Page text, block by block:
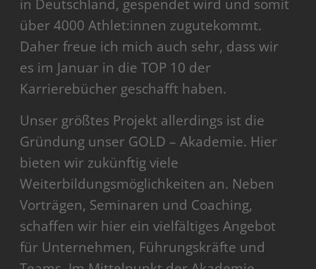
in Deutschland, gespendet wird und somit
über 4000 Athlet:innen zugutekommt.
Daher freue ich mich auch sehr, dass wir
es im Januar in die TOP 10 der
Karrierebücher geschafft haben.
Unser größtes Projekt allerdings ist die
Gründung unser GOLD – Akademie. Hier
bieten wir zukünftig viele
Weiterbildungsmöglichkeiten an. Neben
Vorträgen, Seminaren und Coaching,
schaffen wir hier ein vielfältiges Angebot
für Unternehmen, Führungskräfte und